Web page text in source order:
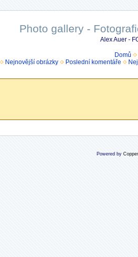
Photo gallery -
Alex Auer -
Domů
Nejnovější obrázky Poslední komentáře
Powered by